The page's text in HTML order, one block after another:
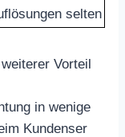
selten
Vorteil
in wenige
Kundenser